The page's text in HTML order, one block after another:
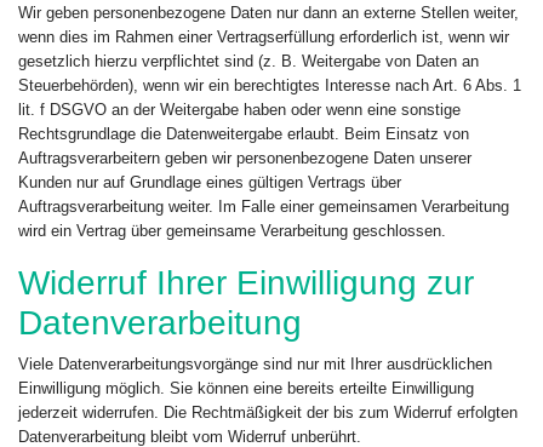
Wir geben personenbezogene Daten nur dann an externe Stellen weiter,
wenn dies im Rahmen einer Vertragserfüllung erforderlich ist, wenn wir
gesetzlich hierzu verpflichtet sind (z. B. Weitergabe von Daten an
Steuerbehörden), wenn wir ein berechtigtes Interesse nach Art. 6 Abs. 1
lit. f DSGVO an der Weitergabe haben oder wenn eine sonstige
Rechtsgrundlage die Datenweitergabe erlaubt. Beim Einsatz von
Auftragsverarbeitern geben wir personenbezogene Daten unserer
Kunden nur auf Grundlage eines gültigen Vertrags über
Auftragsverarbeitung weiter. Im Falle einer gemeinsamen Verarbeitung
wird ein Vertrag über gemeinsame Verarbeitung geschlossen.
Widerruf Ihrer Einwilligung zur
Datenverarbeitung
Viele Datenverarbeitungsvorgänge sind nur mit Ihrer ausdrücklichen
Einwilligung möglich. Sie können eine bereits erteilte Einwilligung
jederzeit widerrufen. Die Rechtmäßigkeit der bis zum Widerruf erfolgten
Datenverarbeitung bleibt vom Widerruf unberührt.